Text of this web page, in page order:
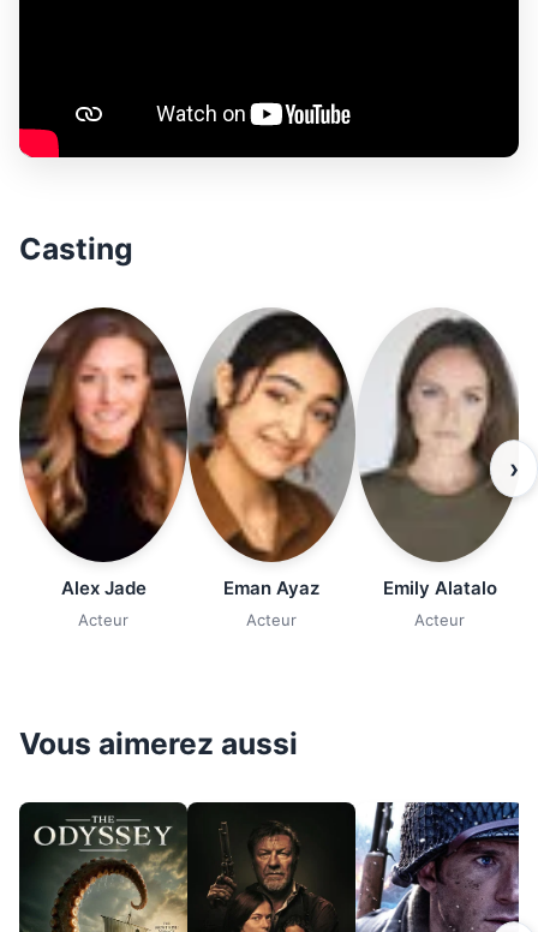
Casting
Alex Jade
Acteur
Eman Ayaz
Acteur
Emily Alatalo
Acteur
›
Vous aimerez aussi